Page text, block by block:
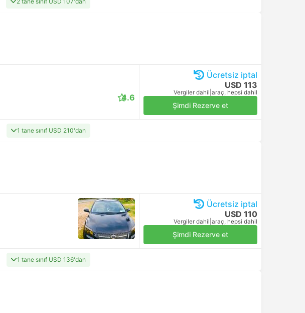
4.6
Ücretsiz iptal
USD 113
Vergiler dahil araç, hepsi dahil
Şimdi Rezerve et
1 tane sınıf USD 210'dan
Ücretsiz iptal
USD 110
Vergiler dahil araç, hepsi dahil
Şimdi Rezerve et
1 tane sınıf USD 136'dan